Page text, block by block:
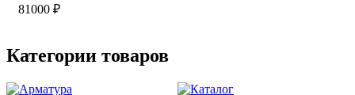
на
81000 ₽
Категории товаров